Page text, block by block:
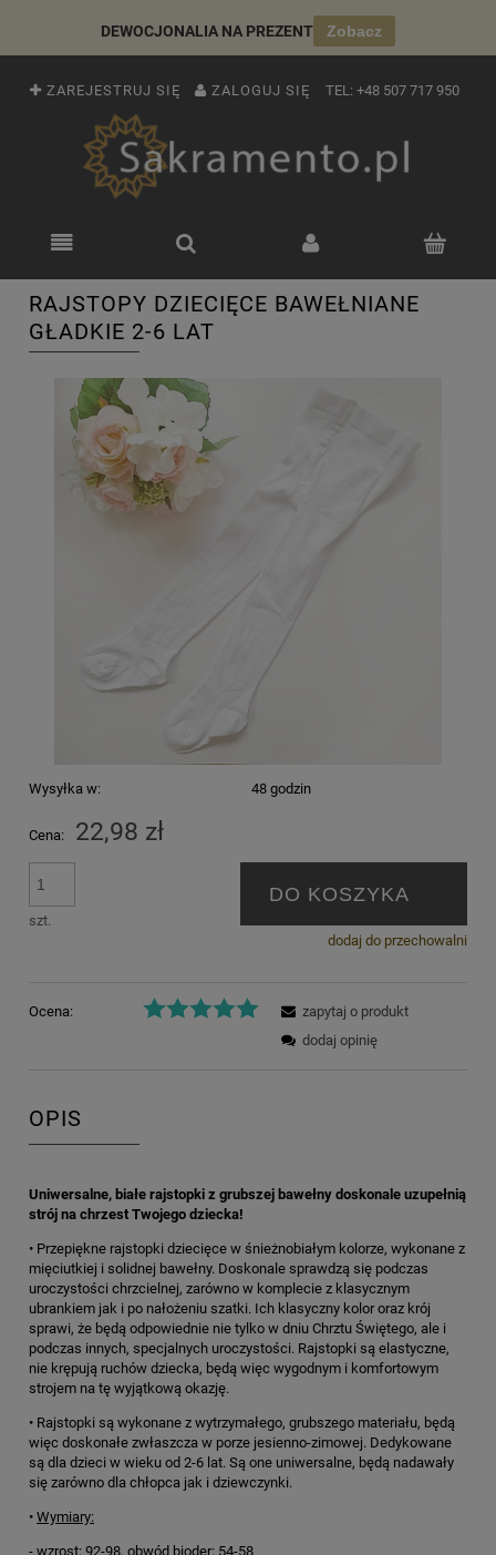
DEWOCJONALIA NA PREZENT Zobacz
ZAREJESTRUJ SIĘ ZALOGUJ SIĘ TEL: +48 507 717 950
RAJSTOPY DZIECIĘCE BAWEŁNIANE
GŁADKIE 2-6 LAT
Wysyłka w: 48 godzin
Cena: 22,98 zł
szt.
DO KOSZYKA
dodaj do przechowalni
Ocena:
zapytaj o produkt
dodaj opinię
OPIS
Uniwersalne, białe rajstopki z grubszej bawełny doskonale uzupełnią
strój na chrzest Twojego dziecka!
• Przepiękne rajstopki dziecięce w śnieżnobiałym kolorze, wykonane z
mięciutkiej i solidnej bawełny. Doskonale sprawdzą się podczas
uroczystości chrzcielnej, zarówno w komplecie z klasycznym
ubrankiem jak i po nałożeniu szatki. Ich klasyczny kolor oraz krój
sprawi, że będą odpowiednie nie tylko w dniu Chrztu Świętego, ale i
podczas innych, specjalnych uroczystości. Rajstopki są elastyczne,
nie krępują ruchów dziecka, będą więc wygodnym i komfortowym
strojem na tę wyjątkową okazję.
• Rajstopki są wykonane z wytrzymałego, grubszego materiału, będą
więc doskonałe zwłaszcza w porze jesienno-zimowej. Dedykowane
są dla dzieci w wieku od 2-6 lat. Są one uniwersalne, będą nadawały
się zarówno dla chłopca jak i dziewczynki.
• Wymiary:
- wzrost: 92-98, obwód bioder: 54-58